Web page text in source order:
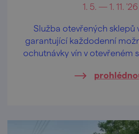
1. 5. — 1. 11. '26
Služba otevřených sklepů
garantující každodenní
ochutnávky vín v otevřeném
víkendech.